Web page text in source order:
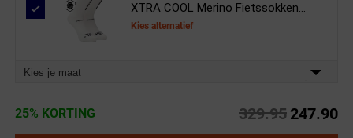
XTRA COOL Merino Fietssokken...
Kies alternatief
Kies je maat
25% KORTING 329.95 247.90